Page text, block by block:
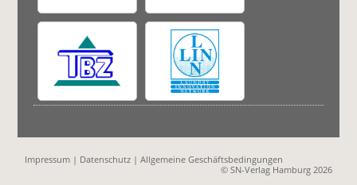
Impressum | Datenschutz |Allgemeine Geschäftsbedingungen
© SN-Verlag Hamburg 2026